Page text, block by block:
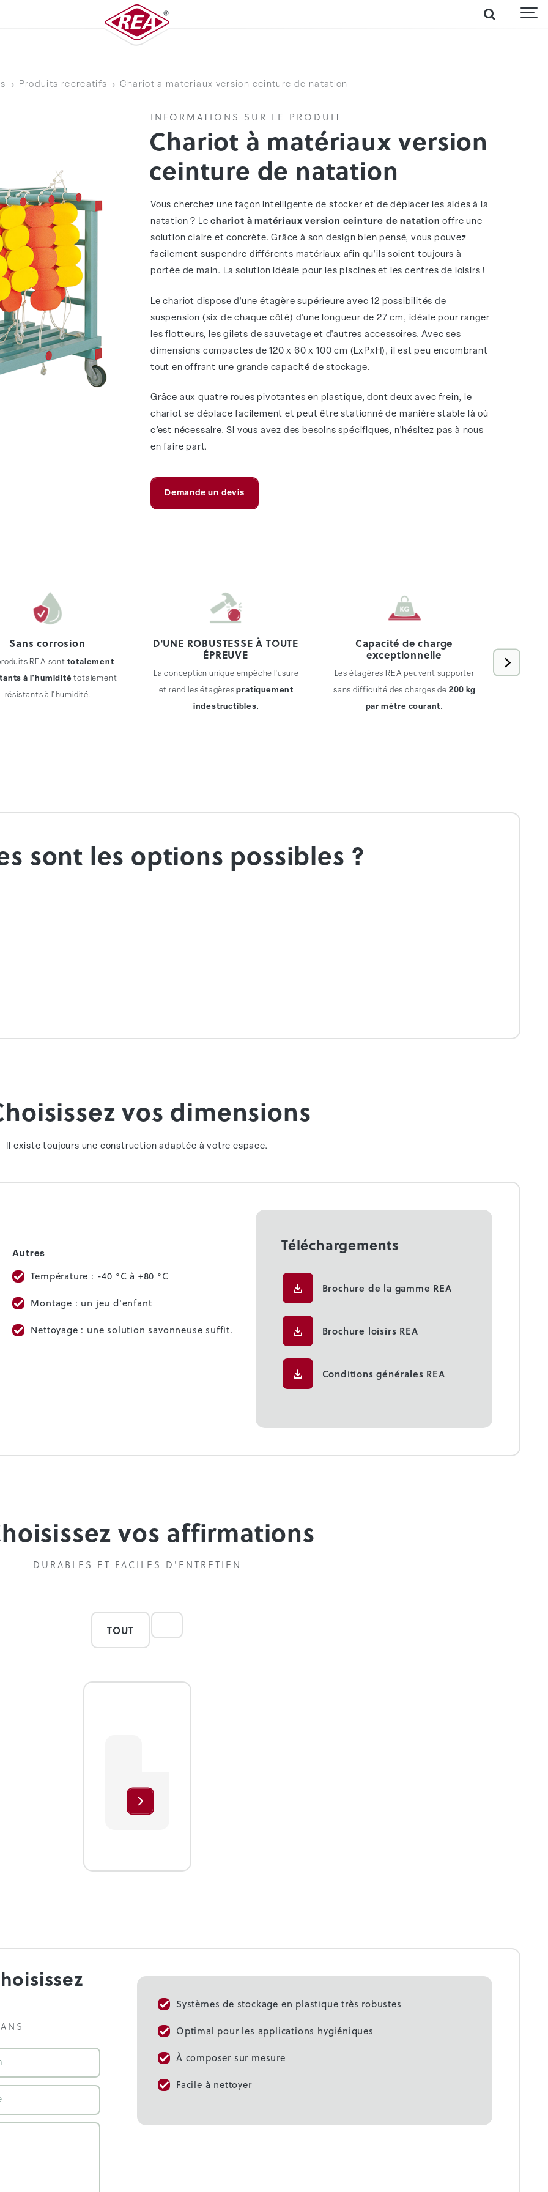
Produits recreatifs Chariot a materiaux version ceinture de natation
INFORMATIONS SUR LE PRODUIT
Chariot à matériaux version
ceinture de natation
Vous cherchez une façon intelligente de stocker et de déplacer les aides à la
natation ? Lechariot à matériaux version ceinture de natation offre une
solution claire et concrète. Grâce à son design bien pensé, vous pouvez
facilement suspendre différents matériaux afin qu'ils soient toujours à
portée de main. La solution idéale pour les piscines et les centres de loisirs !
Le chariot dispose d'une étagère supérieure avec 12 possibilités de
suspension (six de chaque côté) d'une longueur de 27 cm, idéale pour ranger
les flotteurs, les gilets de sauvetage et d'autres accessoires. Avec ses
dimensions compactes de 120 x 60 x 100 cm (LxPxH), il est peu encombrant
tout en offrant une grande capacité de stockage.
Grâce aux quatre roues pivotantes en plastique, dont deux avec frein, le
chariot se déplace facilement et peut être stationné de manière stable là où
c’est nécessaire. Si vous avez des besoins spécifiques, n'hésitez pas à nous
en faire part.
Demande un devis
Sans corrosion
REA sont totalement
à l'humidité totalement
résistants à l'humidité.
D'UNE ROBUSTESSE À TOUTE
ÉPREUVE
La conception unique empêche l'usure
et rend les étagèrespratiquement
indestructibles.
Capacité de charge
exceptionnelle
Les étagères REA peuvent supporter
sans difficulté des charges de 200 kg
par mètre courant.
Les
sont les options possibles ?
vos dimensions
Il existe toujours une construction adaptée à votre espace.
Autres
Température : -40 °C à +80 °C
Montage : un jeu d'enfant
Nettoyage : une solution savonneuse suffit.
Téléchargements
Brochure de la gamme REA
Brochure loisirs REA
Conditions générales REA
vos affirmations
DURABLES ET FACILES D'ENTRETIEN
TOUT
Systèmes de stockage en plastique très robustes
Optimal pour les applications hygiéniques
À composer sur mesure
Facile à nettoyer